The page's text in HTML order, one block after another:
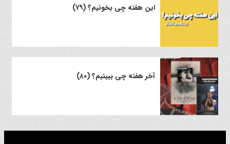
این هفته چی بخونیم؟ (۷۹)
آخر هفته چی ببینیم؟ (۸۰)